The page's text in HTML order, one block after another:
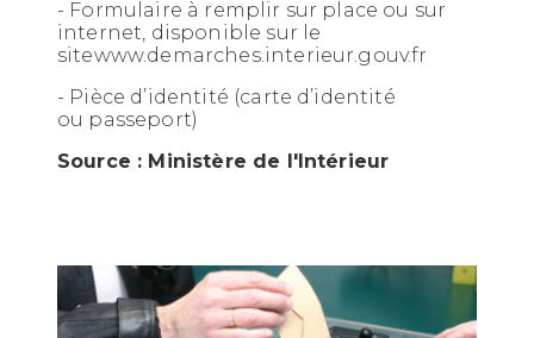
- Formulaire à remplir sur place ou sur
internet, disponible sur le
sitewww.demarches.interieur.gouv.fr
- Pièce d’identité (carte d’identité
ou passeport)
Source : Ministère de l'Intérieur